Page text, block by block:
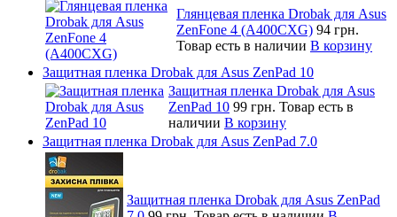
Глянцевая пленка Drobak для Asus
ZenFone 4 (A400CXG) 94 грн.
Товар есть в наличии В корзину
Защитная пленка Drobak для Asus ZenPad 10
Защитная пленка Drobak для Asus
ZenPad 10 99 грн. Товар есть в
наличии В корзину
Защитная пленка Drobak для Asus ZenPad 7.0
Защитная пленка Drobak для Asus ZenPad